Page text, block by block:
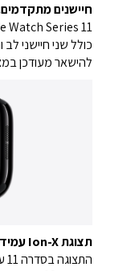
חיישנים
כולל שני חיישני
להישאר מעודכן
תצוגת Ion-X עמידה.